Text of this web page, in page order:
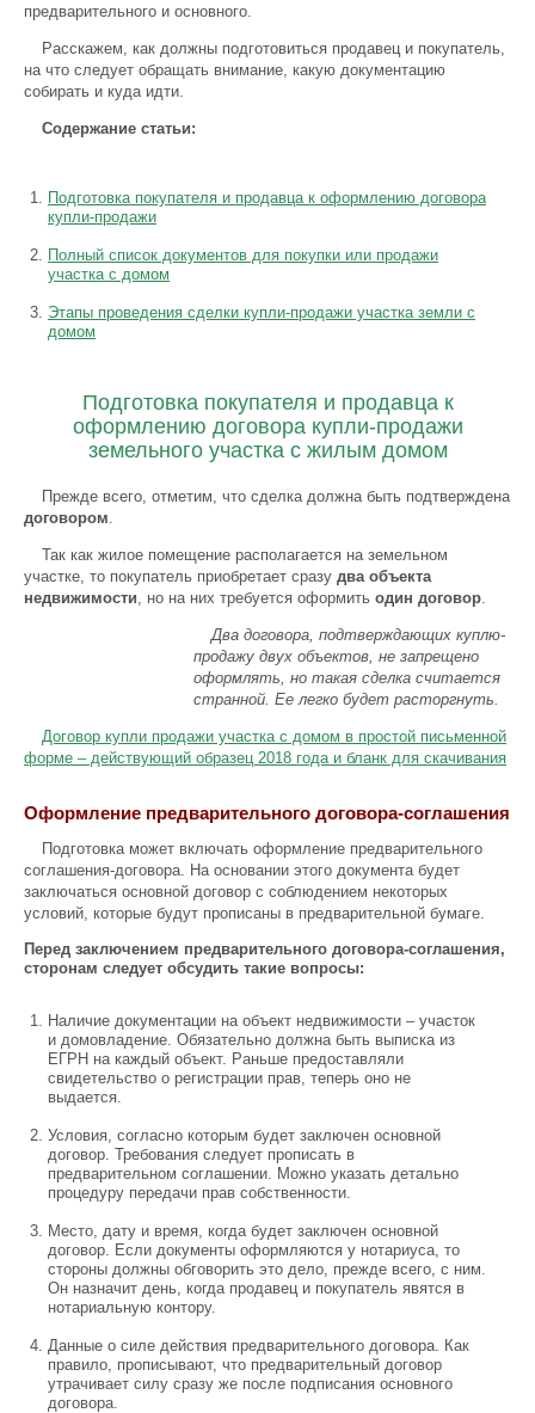
предварительного и основного.
Расскажем, как должны подготовиться продавец и покупатель,
на что следует обращать внимание, какую документацию
собирать и куда идти.
Содержание статьи:
Подготовка покупателя и продавца к оформлению договора
купли-продажи
Полный список документов для покупки или продажи
участка с домом
Этапы проведения сделки купли-продажи участка земли с
домом
Подготовка покупателя и продавца к
оформлению договора купли-продажи
земельного участка с жилым домом
Прежде всего, отметим, что сделка должна быть подтверждена
договором.
Так как жилое помещение располагается на земельном
участке, то покупатель приобретает сразу два объекта
недвижимости, но на них требуется оформить один договор.
Два договора, подтверждающих куплю-
продажу двух объектов, не запрещено
оформлять, но такая сделка считается
странной. Ее легко будет расторгнуть.
Договор купли продажи участка с домом в простой письменной
форме – действующий образец 2018 года и бланк для скачивания
Оформление предварительного договора-соглашения
Подготовка может включать оформление предварительного
соглашения-договора. На основании этого документа будет
заключаться основной договор с соблюдением некоторых
условий, которые будут прописаны в предварительной бумаге.
Перед заключением предварительного договора-соглашения,
сторонам следует обсудить такие вопросы:
Наличие документации на объект недвижимости – участок
и домовладение. Обязательно должна быть выписка из
ЕГРН на каждый объект. Раньше предоставляли
свидетельство о регистрации прав, теперь оно не
выдается.
Условия, согласно которым будет заключен основной
договор. Требования следует прописать в
предварительном соглашении. Можно указать детально
процедуру передачи прав собственности.
Место, дату и время, когда будет заключен основной
договор. Если документы оформляются у нотариуса, то
стороны должны обговорить это дело, прежде всего, с ним.
Он назначит день, когда продавец и покупатель явятся в
нотариальную контору.
Данные о силе действия предварительного договора. Как
правило, прописывают, что предварительный договор
утрачивает силу сразу же после подписания основного
договора.